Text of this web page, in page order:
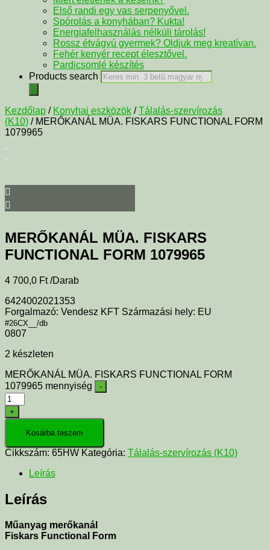
Első randi egy vas serpenyővel.
Spórolás a konyhában? Kukta!
Energiafelhasználás nélküli tárolás!
Rossz étvágyú gyermek? Oldjuk meg kreatívan.
Fehér kenyér recept élesztővel.
Pardicsomlé készítés
Products search
Kezdőlap / Konyhai eszközök /Tálalás-szervírozás
(K10) / MERŐKANÁL MÜA. FISKARS FUNCTIONAL FORM
1079965
MERŐKANÁL MÜA. FISKARS
FUNCTIONAL FORM 1079965
4 700,0 Ft /Darab
6424002021353
Forgalmazó: Vendesz KFT Származási hely: EU
#26CX__/db
0807
2 készleten
MERŐKANÁL MÜA. FISKARS FUNCTIONAL FORM
1079965 mennyiség
-
+
Kosárba teszem
Cikkszám: 65HW Kategória: Tálalás-szervírozás (K10)
Leírás
Leírás
Műanyag merőkanál
Fiskars Functional Form